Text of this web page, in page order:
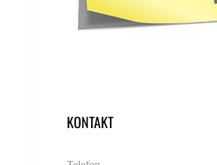
KONTAKT